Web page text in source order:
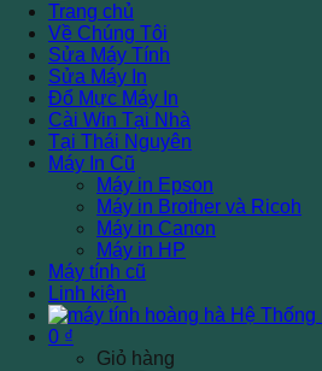
Trang chủ
Về Chúng Tôi
Sửa Máy Tính
Sửa Máy In
Đổ Mực Máy In
Cài Win Tại Nhà
Tại Thái Nguyên
Máy In Cũ
Máy in Epson
Máy in Brother và Ricoh
Máy in Canon
Máy in HP
Máy tính cũ
Linh kiện
Hệ Thống
0 ₫
Giỏ hàng